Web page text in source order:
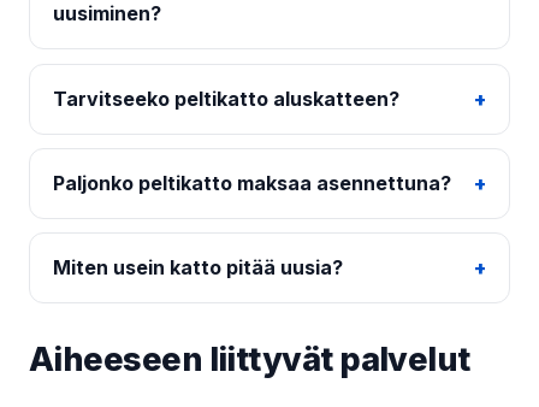
uusiminen?
Tarvitseeko peltikatto aluskatteen?
Paljonko peltikatto maksaa asennettuna?
Miten usein katto pitää uusia?
Aiheeseen liittyvät palvelut